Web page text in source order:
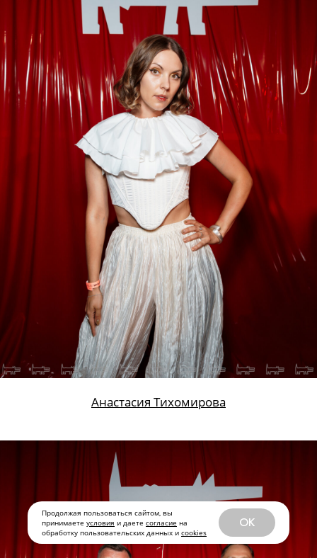
Продолжая пользоваться сайтом, вы
принимаете условия и даете согласие на
обработку пользовательских данных и cookies
OK
Анастасия Тихомирова